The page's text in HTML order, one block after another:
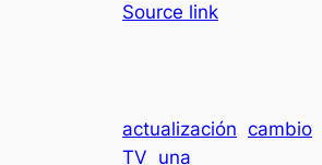
Source link
actualización cambio
TV una